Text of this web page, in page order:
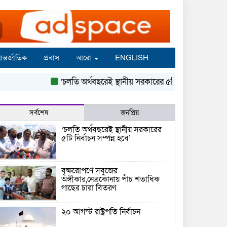
প্রবাস আরো ENGLISH
‘চলতি অর্থবছরেই স্থানীয় সরকারের ৫টি নির্বাচন সম্পন্ন হবে’
সর্বশেষ জনপ্রিয়
‘চলতি অর্থবছরেই স্থানীয় সরকারের
৫টি নির্বাচন সম্পন্ন হবে’
বৃক্ষরোপণে সবুজের
অঙ্গীকার,নেত্রকোনায় পাঁচ শতাধিক
গাছের চারা বিতরণ
২০ আগস্ট রাষ্ট্রপতি নির্বাচন